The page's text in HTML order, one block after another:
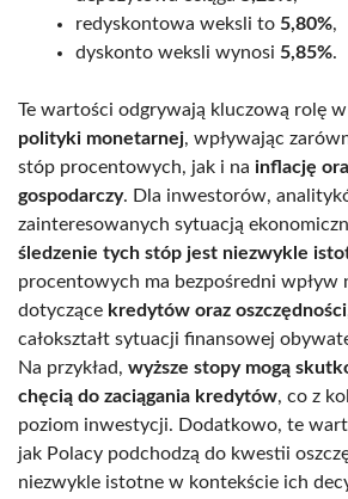
redyskontowa weksli to 5,80%,
dyskonto weksli wynosi 5,85%.
Te wartości odgrywają kluczową rolę
polityki monetarnej, wpływając
stóp procentowych, jak i na inflację
gospodarczy. Dla inwestorów,
zainteresowanych sytuacją
śledzenie tych stóp jest niezwykle
procentowych ma bezpośredni wpływ
dotyczące kredytów oraz oszczędności
całokształt sytuacji finansowej
Na przykład, wyższe stopy mogą
chęcią do zaciągania kredytów, co z
poziom inwestycji. Dodatkowo, te
jak Polacy podchodzą do kwestii
niezwykle istotne w kontekście ich